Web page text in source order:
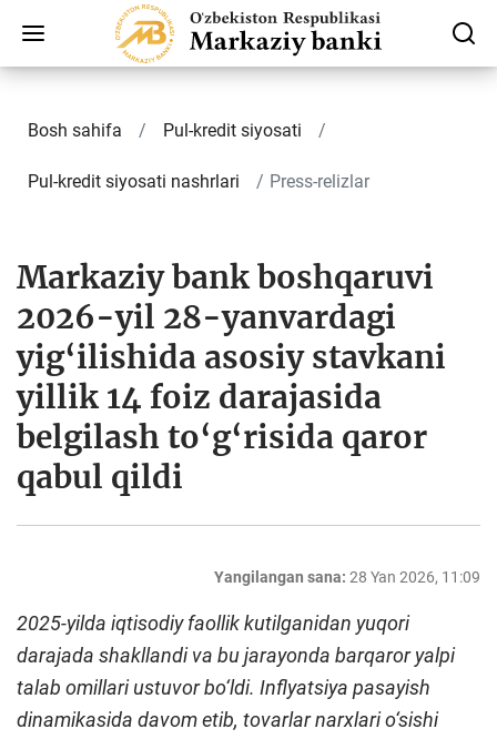
Bosh sahifa Pul-kredit siyosati
Pul-kredit siyosati nashrlari Press-relizlar
Markaziy bank boshqaruvi
2026-yil 28-yanvardagi
yig‘ilishida asosiy stavkani
yillik 14 foiz darajasida
belgilash to‘g‘risida qaror
qabul qildi
Yangilangan sana: 28 Yan 2026, 11:09
2025-yilda iqtisodiy faollik kutilganidan yuqori
darajada shakllandi va bu jarayonda barqaror yalpi
talab omillari ustuvor bo‘ldi. Inflyatsiya pasayish
dinamikasida davom etib, tovarlar narxlari o‘sishi